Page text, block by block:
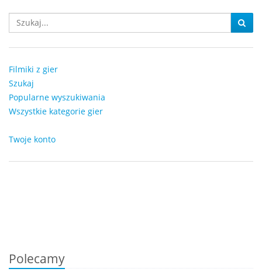
Filmiki z gier
Szukaj
Popularne wyszukiwania
Wszystkie kategorie gier
Twoje konto
Polecamy